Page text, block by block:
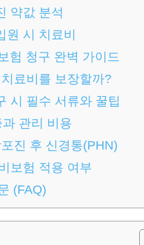
약값 분석
시 치료비
험 청구 완벽 가이드
료비를 보장할까?
시 필수 서류와 꿀팁
관리 비용
진 후 신경통(PHN)
보험 적용 여부
(FAQ)